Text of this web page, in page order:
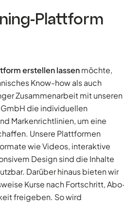
Plattform
erstellen lassenmöchte,
Know-how als auch
Zusammenarbeit mit unseren
die individuellen
Markenrichtlinien, um eine
Unsere Plattformen
wie Videos, interaktive
Design sind die Inhalte
Darüber hinaus bieten wir
Kurse nach Fortschritt,
freigeben. So wird